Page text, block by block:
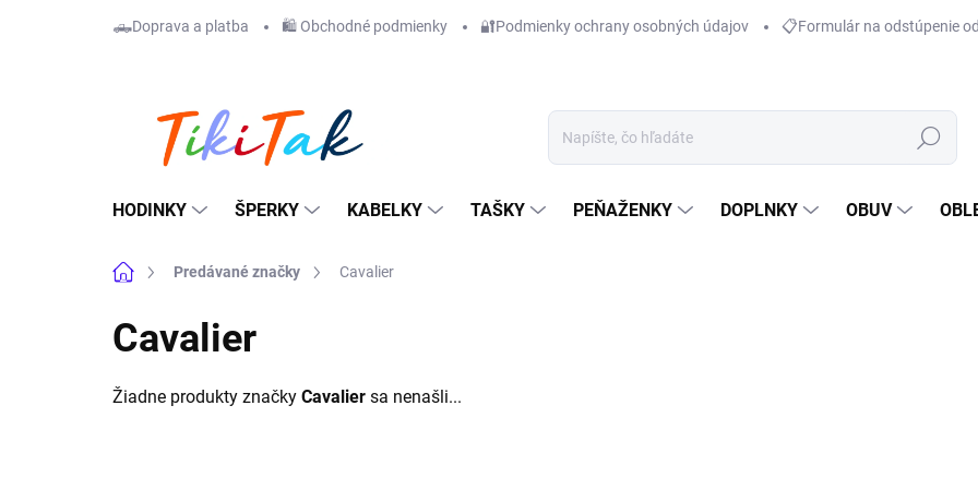
🛻Doprava a platba 🛍️ Obchodné podmienky 🔐Podmienky ochrany osobných údajov 📋Formulár na odstúpenie od
Hľadať
HODINKY ŠPERKY KABELKY TAŠKY PEŇAŽENKY DOPLNKY OBUV
DomovPredávané značky Cavalier
Cavalier
Žiadne produkty značky Cavalier sa nenašli...